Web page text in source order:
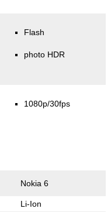
Flash
photo HDR
1080p/30fps
Nokia 6
Li-Ion